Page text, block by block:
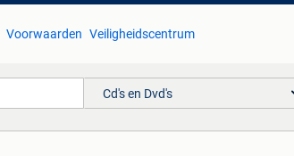
Voorwaarden Veiligheidscentrum
Cd's en Dvd's